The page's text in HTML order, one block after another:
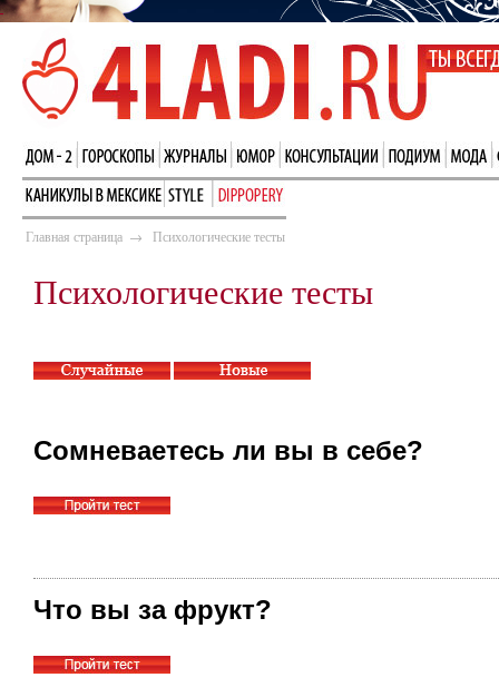
Главная страница → Психологические тесты
Психологические тесты
Сомневаетесь ли вы в себе?
Что вы за фрукт?